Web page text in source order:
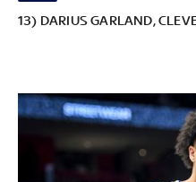
13) DARIUS GARLAND,